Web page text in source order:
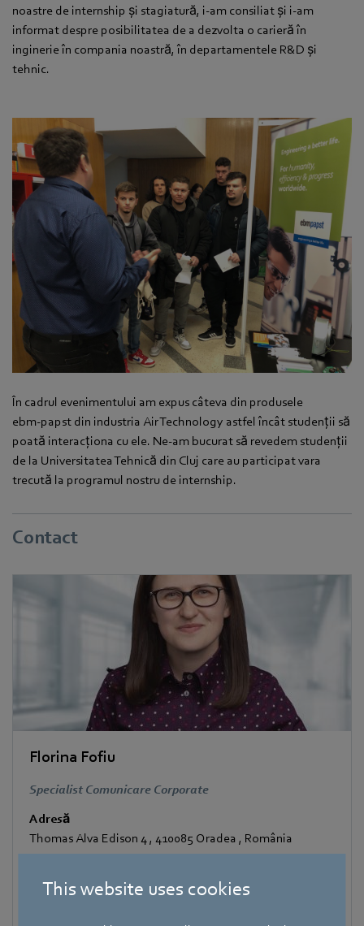
This website uses cookies
noastre de internship și stagiatură, i-am consiliat și i-am
informat despre posibilitatea de a dezvolta o carieră în
inginerie în compania noastră, în departamentele R&D și
tehnic.
În cadrul evenimentului am expus câteva din produsele
ebm‑papst din industria Air Technology astfel încât studenții să
poată interacționa cu ele. Ne-am bucurat să revedem studenții
de la Universitatea Tehnică din Cluj care au participat vara
trecută la programul nostru de internship.
Contact
Florina Fofiu
Specialist Comunicare Corporate
Adresă
Thomas Alva Edison 4, 410085 Oradea , România
florina.fofiu@ro.ebmpapst.com